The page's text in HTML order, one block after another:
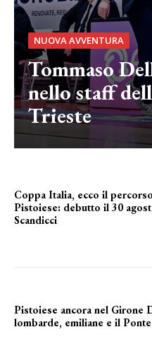
NUOVA AVVENTURA
Tommaso
nello staff
Trieste
Coppa Italia, ecco il
Pistoiese: debutto il 30
Scandicci
Pistoiese ancora nel Girone
lombarde, emiliane e il